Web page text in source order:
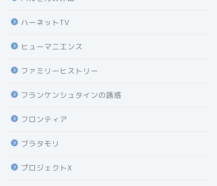
ハーネットTV
ヒューマニエンス
ファミリーヒストリー
フランケンシュタインの誘惑
フロンティア
ブラタモリ
プロジェクトX